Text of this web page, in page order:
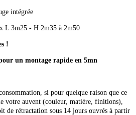
intégrée
L 3m25 - H 2m35 à 2m50
!
un montage rapide en 5mn
si pour quelque raison que ce
votre auvent (couleur, matière, finitions),
de rétractation sous 14 jours ouvrés à partir